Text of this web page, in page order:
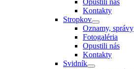
Opustili nás
Kontakty
Stropkov
Oznamy, správy
Fotogaléria
Opustili nás
Kontakty
Svidník